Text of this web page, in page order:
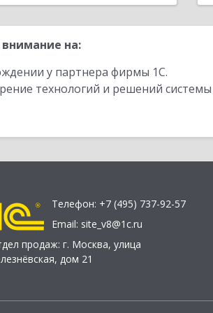
на:
у партнера фирмы 1С.
технологий и решений
Телефон: +7 (495) 737-92-57
Email: site_v8@1c.ru
продаж: г. Москва, улица
дом 21